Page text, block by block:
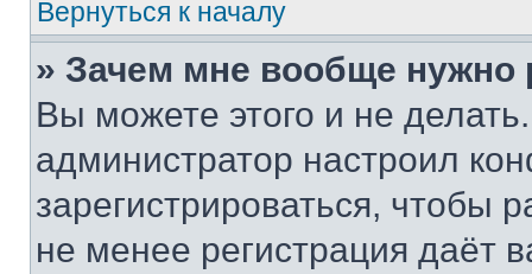
Вернуться к началу
» Зачем мне вообще нужно
Вы можете этого и не
администратор настроил
зарегистрироваться, чтобы
не менее регистрация даёт